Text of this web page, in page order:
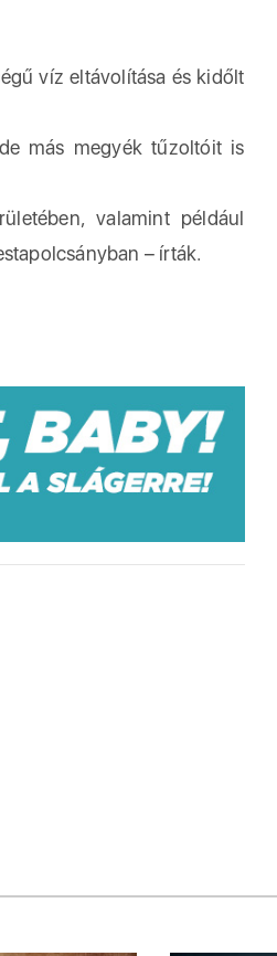
víz eltávolítása és kidőlt
más megyék tűzoltóit is
valamint például
– írták.